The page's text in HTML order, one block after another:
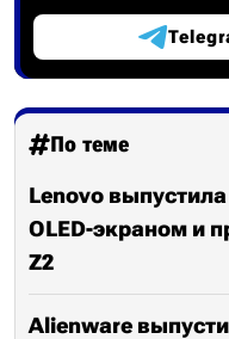
По теме
Lenovo
OLED-экраном и
Z2
Alienware